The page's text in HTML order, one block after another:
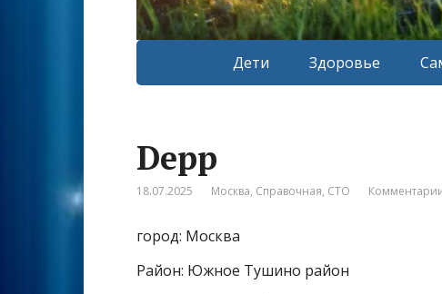
Дети Здоровье
Depp
18.07.2025 Москва, Справочная, СТО
город: Москва
Район: Южное Тушино район